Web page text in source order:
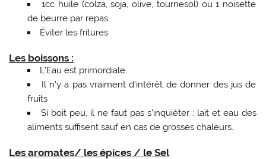
1cc huile (colza, soja, olive, tournesol) ou 1 noisette
de beurre par repas.
Éviter les fritures
Les boissons :
L’Eau est primordiale.
Il n’y a pas vraiment d’intérêt de donner des jus de
fruits
Si boit peu, il ne faut pas s’inquiéter : lait et eau des
aliments suffisent sauf en cas de grosses chaleurs.
Les aromates/ les épices / le Sel